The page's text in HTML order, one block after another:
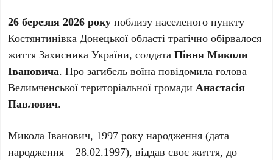
26 березня 2026 року поблизу населеного пункту
Костянтинівка Донецької області трагічно обірвалося
життя Захисника України, солдатаПівня Миколи
Івановича. Про загибель воїна повідомила голова
Велимченської територіальної громадиАнастасія
Павлович.
Микола Іванович, 1997 року народження (дата
народження – 28.02.1997), віддав своє життя, до